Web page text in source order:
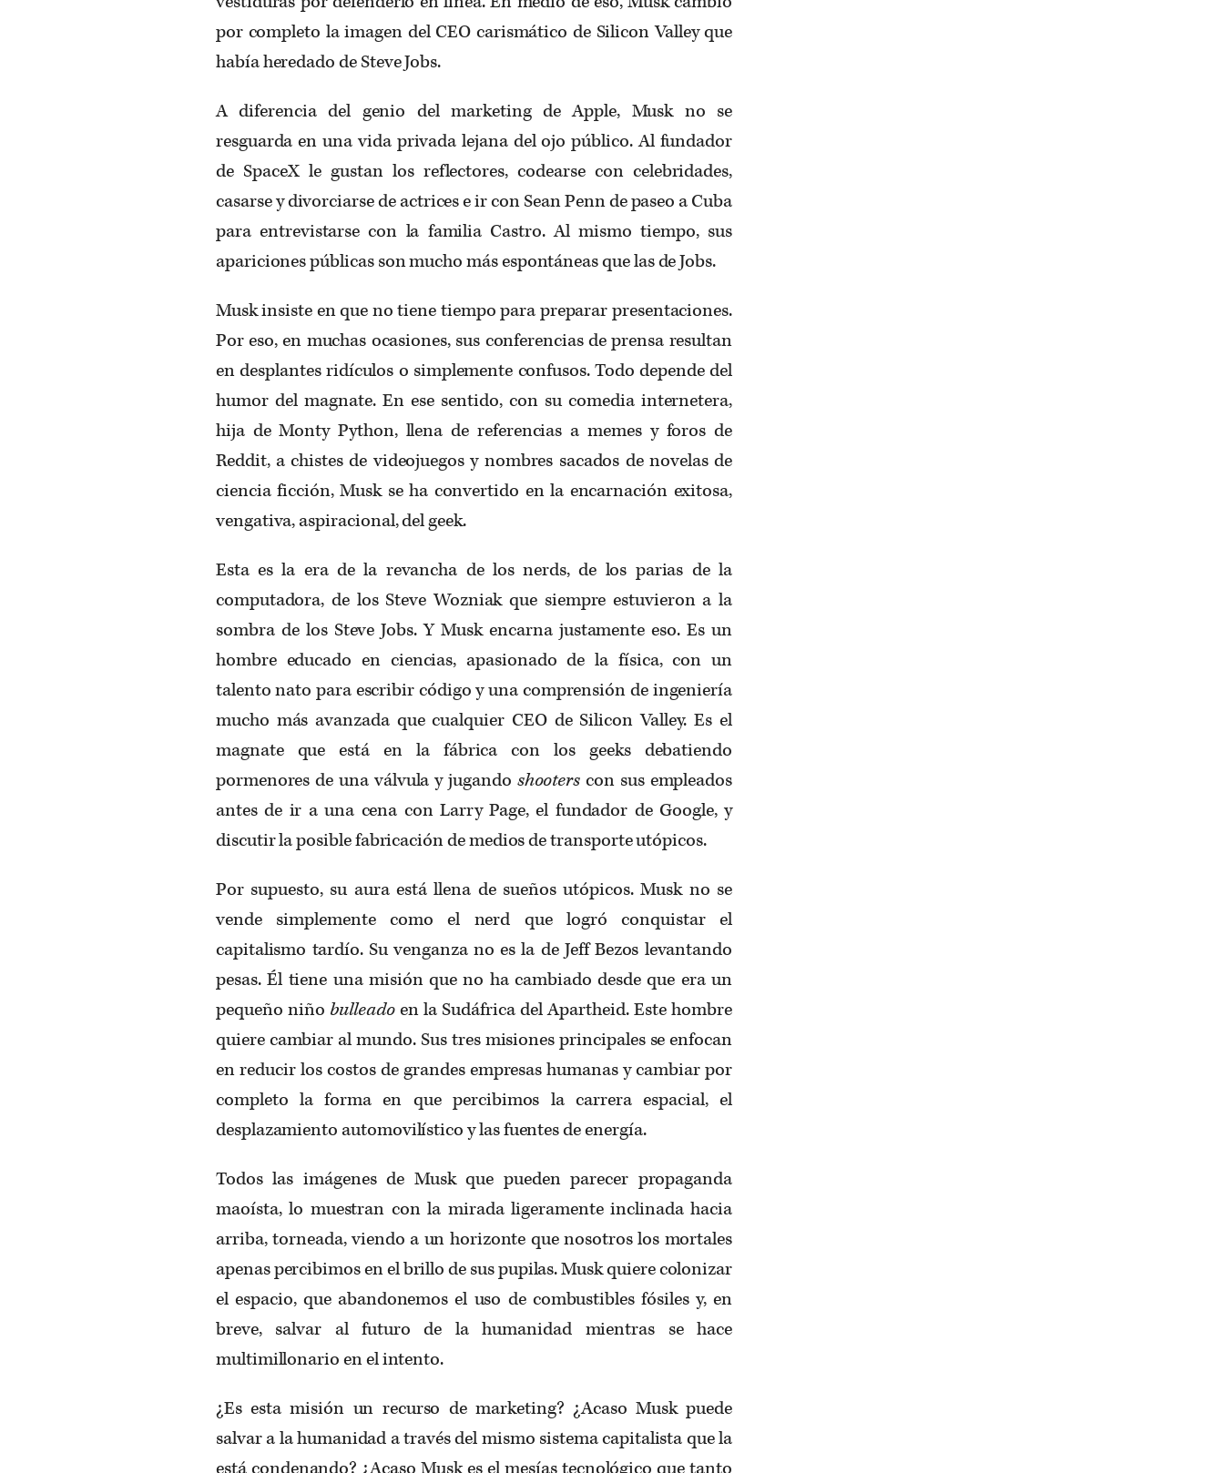
por completo la imagen del CEO carismático de Silicon Valley que
había heredado de Steve Jobs.
A diferencia del genio del marketing de Apple, Musk no se
resguarda en una vida privada lejana del ojo público. Al fundador
de SpaceX le gustan los reflectores, codearse con celebridades,
casarse y divorciarse de actrices e ir con Sean Penn de paseo a Cuba
para entrevistarse con la familia Castro. Al mismo tiempo, sus
apariciones públicas son mucho más espontáneas que las de Jobs.
Musk insiste en que no tiene tiempo para preparar presentaciones.
Por eso, en muchas ocasiones, sus conferencias de prensa resultan
en desplantes ridículos o simplemente confusos. Todo depende del
humor del magnate. En ese sentido, con su comedia internetera,
hija de Monty Python, llena de referencias a memes y foros de
Reddit, a chistes de videojuegos y nombres sacados de novelas de
ciencia ficción, Musk se ha convertido en la encarnación exitosa,
vengativa, aspiracional, del geek.
Esta es la era de la revancha de los nerds, de los parias de la
computadora, de los Steve Wozniak que siempre estuvieron a la
sombra de los Steve Jobs. Y Musk encarna justamente eso. Es un
hombre educado en ciencias, apasionado de la física, con un
talento nato para escribir código y una comprensión de ingeniería
mucho más avanzada que cualquier CEO de Silicon Valley. Es el
magnate que está en la fábrica con los geeks debatiendo
pormenores de una válvula y jugando shooters con sus empleados
antes de ir a una cena con Larry Page, el fundador de Google, y
discutir la posible fabricación de medios de transporte utópicos.
Por supuesto, su aura está llena de sueños utópicos. Musk no se
vende simplemente como el nerd que logró conquistar el
capitalismo tardío. Su venganza no es la de Jeff Bezos levantando
pesas. Él tiene una misión que no ha cambiado desde que era un
pequeño niño bulleadoen la Sudáfrica del Apartheid. Este hombre
quiere cambiar al mundo. Sus tres misiones principales se enfocan
en reducir los costos de grandes empresas humanas y cambiar por
completo la forma en que percibimos la carrera espacial, el
desplazamiento automovilístico y las fuentes de energía.
Todos las imágenes de Musk que pueden parecer propaganda
maoísta, lo muestran con la mirada ligeramente inclinada hacia
arriba, torneada, viendo a un horizonte que nosotros los mortales
apenas percibimos en el brillo de sus pupilas. Musk quiere colonizar
el espacio, que abandonemos el uso de combustibles fósiles y, en
breve, salvar al futuro de la humanidad mientras se hace
multimillonario en el intento.
¿Es esta misión un recurso de marketing? ¿Acaso Musk puede
salvar a la humanidad a través del mismo sistema capitalista que la
está condenando? ¿Acaso Musk es el mesías tecnológico que tanto